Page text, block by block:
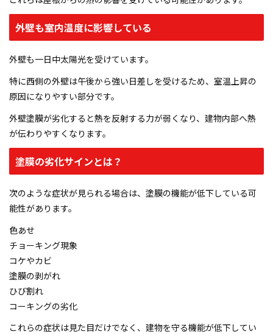
外壁も室内温度に影響している
外壁も一日中太陽光を受けています。
特に西側の外壁は午後から強い日差しを受けるため、室温上昇の
原因になりやすい部分です。
外壁塗膜が劣化すると熱を反射する力が弱くなり、建物内部へ熱
が伝わりやすくなります。
塗膜の劣化サインとは？
次のような症状が見られる場合は、塗膜の機能が低下している可
能性があります。
色あせ
チョーキング現象
コケやカビ
塗膜の剥がれ
ひび割れ
コーキングの劣化
これらの症状は見た目だけでなく、建物を守る機能が低下してい